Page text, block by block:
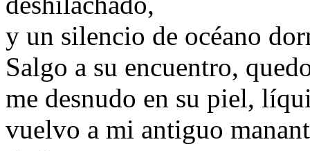
y un silencio de océano
Salgo a su encuentro,
me desnudo en su piel,
vuelvo a mi antiguo